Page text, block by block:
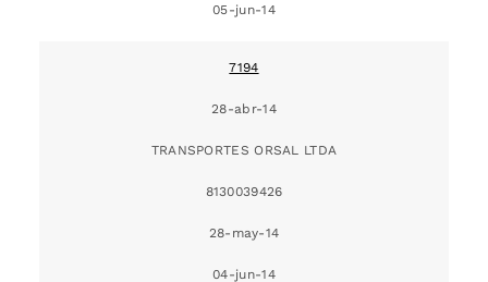
05-jun-14
7194
28-abr-14
TRANSPORTES ORSAL LTDA
8130039426
28-may-14
04-jun-14